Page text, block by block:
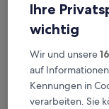
Ihre
wichtig
Wir und unsere16
auf
Kennungen in
verarbeiten. Sie